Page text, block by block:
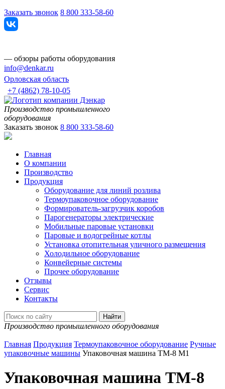
Заказать звонок 8 800 333-58-60
— обзоры работы оборудования
info@denkar.ru
Орловская область
+7 (4862) 78-10-05
Производство промышленного
оборудования
Заказать звонок 8 800 333-58-60
Главная
О компании
Производство
Продукция
Оборудование для линий розлива
Термоупаковочное оборудование
Формирователь-загрузчик коробов
Парогенераторы электрические
Мобильные паровые установки
Паровые и водогрейные котлы
Установка отопительная уличного размещения
Холодильное оборудование
Конвейерные системы
Прочее оборудование
Отзывы
Сервис
Контакты
Производство промышленного оборудования
Главная Продукция Термоупаковочное оборудование Ручные
упаковочные машины Упаковочная машина ТМ-8 М1
Упаковочная машина ТМ-8